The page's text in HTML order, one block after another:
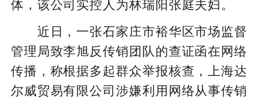
体，该公司实控人为林瑞阳张庭夫妇。
近日，一张石家庄市裕华区市场监督
管理局致李旭反传销团队的查证函在网络
传播，称根据多起群众举报核查，上海达
尔威贸易有限公司涉嫌利用网络从事传销